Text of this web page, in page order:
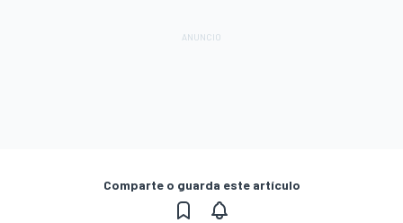
Comparte o guarda este artículo